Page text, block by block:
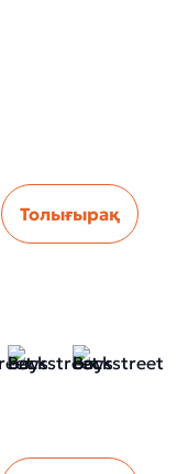
Толығырақ